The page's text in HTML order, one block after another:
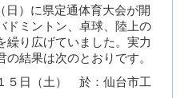
日）に県定通体育大会が開
ドミントン、卓球、陸上の
繰り広げていました。実力
結果は次のとおりです。
５日（土） 於：仙台市工